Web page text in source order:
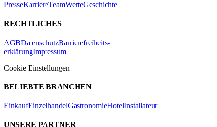
PresseKarriereTeamWerteGeschichte
RECHTLICHES
AGBDatenschutzBarrierefreiheits-
erklärungImpressum
Cookie Einstellungen
BELIEBTE BRANCHEN
EinkaufEinzelhandelGastronomieHotelInstallateur
UNSERE PARTNER